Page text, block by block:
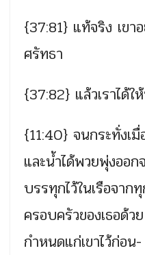
{37:81} แท้จริง เขา
ศรัทธา
{37:82} แล้วเราได้
{11:40} จนกระทั่งเ
และน้ำได้พวยพุ่งออก
บรรทุกไว้ในเรือจา
ครอบครัวของเธอด้ว
กําหนดแก่เขาไว้ก่อ